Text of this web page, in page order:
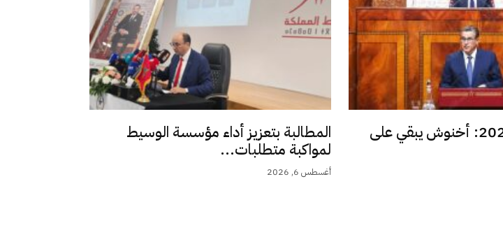
قانون المالية 2027: أخنوش يبقي على المطالبة بتعزيز أداء مؤسسة الوسيط
لمواكبة متطلبات...
أغسطس 6, 2026